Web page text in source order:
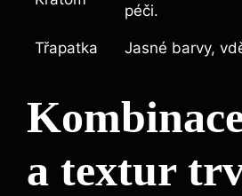
péči.
Třapatka Jasné barvy,
a textur